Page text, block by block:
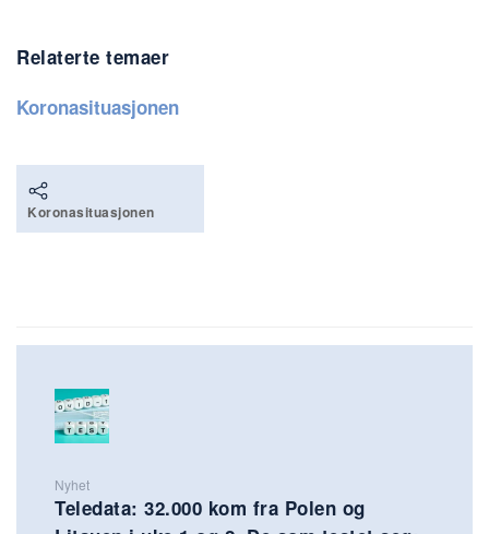
Relaterte temaer
Koronasituasjonen
Koronasituasjonen
Nyhet
Teledata: 32.000 kom fra Polen og